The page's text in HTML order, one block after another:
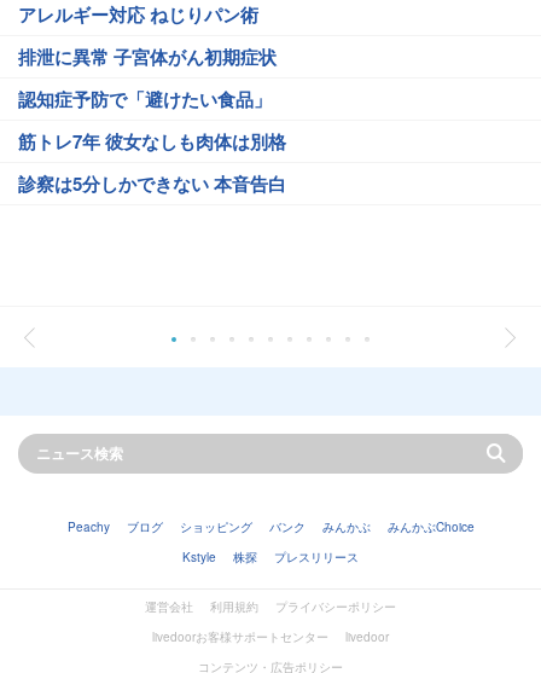
アレルギー対応 ねじりパン術
排泄に異常 子宮体がん初期症状
認知症予防で「避けたい食品」
筋トレ7年 彼女なしも肉体は別格
診察は5分しかできない 本音告白
Peachy ブログ ショッピング バンク みんかぶ
みんかぶChoice
Kstyle
株探 プレスリリース
運営会社 利用規約
プライバシーポリシー
livedoorお客様サポートセンター
livedoor
コンテンツ・広告ポリシー